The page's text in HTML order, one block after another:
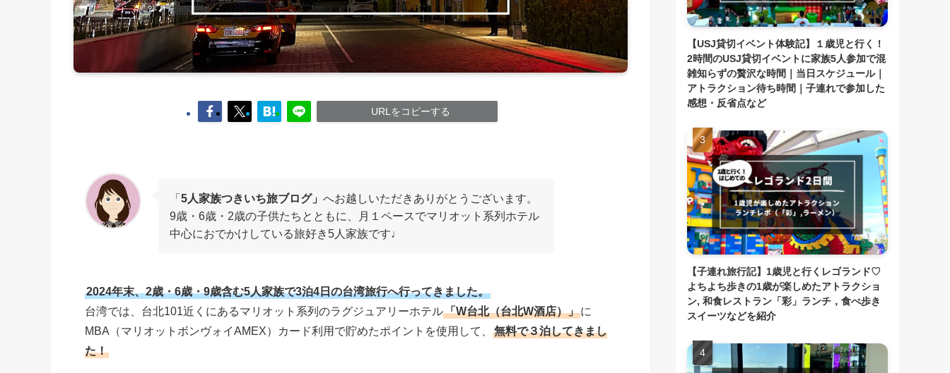
URLをコピーする
「 5人家族つきいち旅ブログ」 へお越しいただきありがとうございます。
9歳・6歳・2歳の子供たちとともに、月１ペースでマリオット系列ホテル
中心におでかけしている旅好き5人家族です♩
2024年末、2歳・6歳・9歳含む5人家族で3泊4日の台湾旅行へ行ってきました。
台湾では、台北101近くにあるマリオット系列のラグジュアリーホテル「W台北（台北W酒店）」に
MBA（マリオットボンヴォイAMEX）カード利用で貯めたポイントを使用して、
無料で３泊してきまし
た！
【USJ貸切イベント体験記】１歳児と行く！
2時間のUSJ貸切イベントに家族5人参加で混
雑知らずの贅沢な時間｜当日スケジュール｜
アトラクション待ち時間｜子連れで参加した
感想・反省点など
【子連れ旅行記】1歳児と行くレゴランド♡
よちよち歩きの1歳が楽しめたアトラクショ
ン, 和食レストラン「彩」ランチ，食べ歩き
スイーツなどを紹介